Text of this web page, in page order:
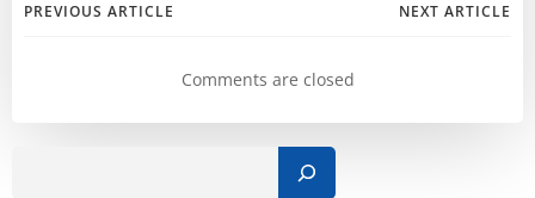
Post
navigation
PREVIOUS ARTICLE
navigation
NEXT ARTICLE
Comments are closed